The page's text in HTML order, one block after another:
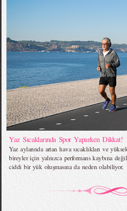
Yaz Sıcaklarında Spor Yaparken Dikkat!
Yaz aylarında artan hava sıcaklıkları ve
bireyler için yalnızca performans kaybına
ciddi bir yük oluşmasına da neden olabiliyor.